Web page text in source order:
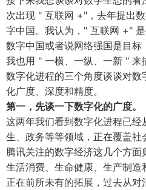
次出现 " 互联网 +"，去年提出
字中国。我认为，" 互联网 +"
数字中国或者说网络强国是目
我也用 " 一横、一纵、一新 " 来
数字化进程的三个角度谈谈对
化广度、深度和精度。
第一，先谈一下数字化的广度。
这两年我们看到数字化进程已
生、政务等等领域，正在覆盖
腾讯关注的数字经济这几个方面
生活消费、生命健康、生产制
正在前所未有的拓展，过去从